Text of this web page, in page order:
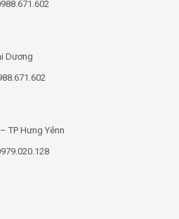
Dương
TP Hưng Yênn